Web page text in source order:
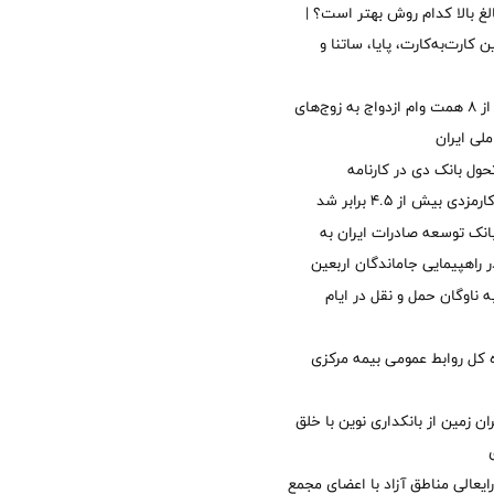
بالا کدام روش بهتر است؟ |
کارت‌به‌کارت، پایا، ساتنا و
پرداخت بیش از ۸ همت وام ازدواج به زوج‌های
ایران
بانک دی در کارنامه
بیش از ۴.۵ برابر شد
توسعه صادرات ایران به
جاماندگان اربعین
حمل و نقل در ایام
کل روابط عمومی بیمه مرکزی
زمین از بانکداری نوین با خلق
مناطق آزاد با اعضای مجمع